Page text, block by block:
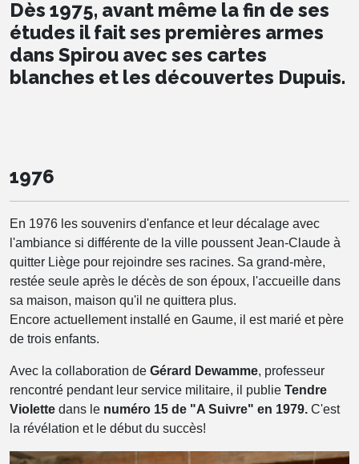
Dès 1975, avant même la fin de ses
études il fait ses premières armes
dans Spirou avec ses cartes
blanches et les découvertes Dupuis.
1976
En 1976 les souvenirs d'enfance et leur décalage avec
l'ambiance si différente de la ville poussent Jean-Claude à
quitter Liège pour rejoindre ses racines. Sa grand-mère,
restée seule après le décès de son époux, l'accueille dans
sa maison, maison qu'il ne quittera plus.
Encore actuellement installé en Gaume, il est marié et père
de trois enfants.
Avec la collaboration de Gérard Dewamme, professeur
rencontré pendant leur service militaire, il publie Tendre
Violette dans le numéro 15 de "A Suivre" en 1979. C'est
la révélation et le début du succès!